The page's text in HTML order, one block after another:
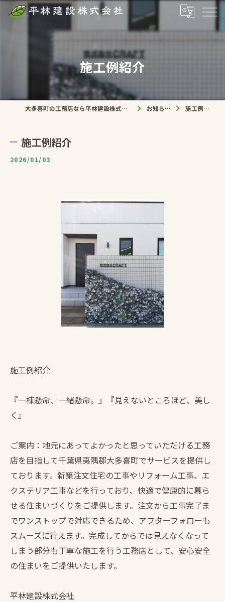
施工例紹介
大多喜町の工務店なら平林建設株式会社 お知らせ 施工例紹介
施工例紹介
2026/01/03
施工例紹介
『一棟懸命、一緒懸命。』『見えないところほど、美し
く』
ご案内：地元にあってよかったと思っていただける工務
店を目指して千葉県夷隅郡大多喜町でサービスを提供し
ております。新築注文住宅の工事やリフォーム工事、エ
クステリア工事などを行っており、快適で健康的に暮ら
せる住まいづくりをご提供します。注文から工事完了ま
でワンストップで対応できるため、アフターフォローも
スムーズに行えます。完成してからでは見えなくなって
しまう部分も丁寧な施工を行う工務店として、安心安全
の住まいをご提供いたします。
平林建設株式会社